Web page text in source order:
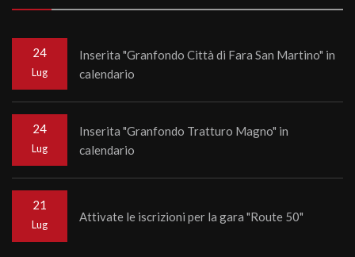
24
Lug
Inserita "Granfondo Città di Fara San Martino" in
calendario
24
Lug
Inserita "Granfondo Tratturo Magno" in
calendario
21
Lug
Attivate le iscrizioni per la gara "Route 50"